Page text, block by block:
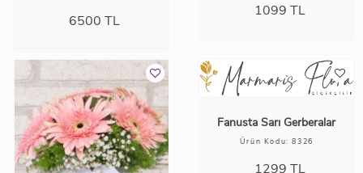
6500 TL
1099 TL